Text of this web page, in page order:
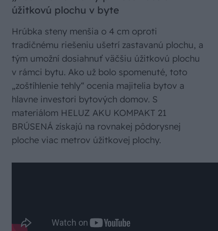
úžitkovú plochu v byte
Hrúbka steny menšia o 4 cm oproti
tradičnému riešeniu ušetrí zastavanú plochu, a
tým umožní dosiahnuť väčšiu úžitkovú plochu
v rámci bytu. Ako už bolo spomenuté, toto
„zoštíhlenie tehly“ ocenia majitelia bytov a
hlavne investori bytových domov. S
materiálom HELUZ AKU KOMPAKT 21
BRÚSENÁ získajú na rovnakej pôdorysnej
ploche viac metrov úžitkovej plochy.